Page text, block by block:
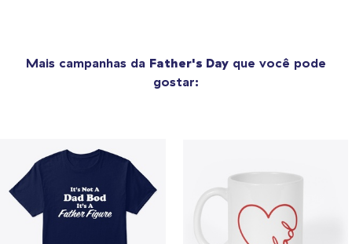
Mais campanhas da Father's Day que você pode
gostar: